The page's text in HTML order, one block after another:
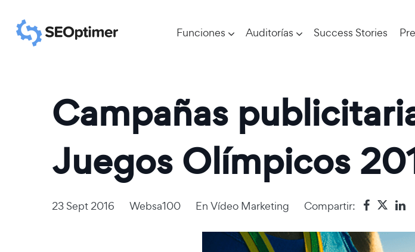
Funciones Auditorías Success Stories
Campañas
Juegos Olímpicos
23 Sept 2016 Websa100 En Vídeo Marketing Compartir: